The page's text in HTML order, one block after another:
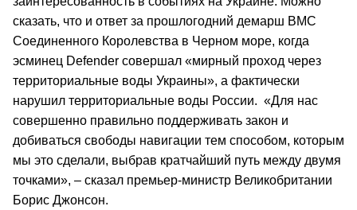
сказать, что и ответ за прошлогодний демарш ВМС
Соединенного Королевства в Черном море, когда
эсминец Defender совершал «мирный проход через
территориальные воды Украины», а фактически
нарушил территориальные воды России. «Для нас
совершенно правильно поддерживать закон и
добиваться свободы навигации тем способом, которым
мы это сделали, выбрав кратчайший путь между двумя
точками», – сказал премьер-министр Великобритании
Борис Джонсон.